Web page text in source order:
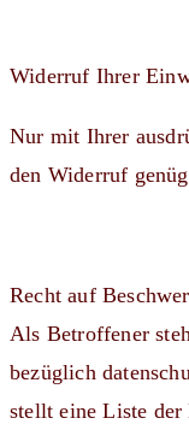
Widerruf Ihrer
Nur mit Ihrer
den Widerruf
Recht auf
Als Betroffener
bezüglich
stellt eine Liste